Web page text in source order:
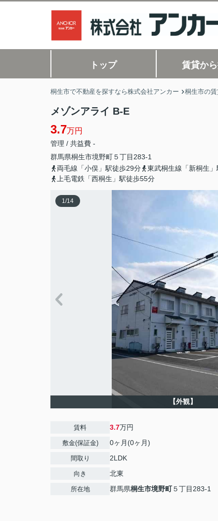
トップ 賃貸か
桐生市で不動産を探すなら株式会社アンカー 桐生市の
メゾンアライ B-E
3.7万円
管理 / 共益費 -
群馬県桐生市境野町５丁目283-1
両毛線「小俣」駅徒歩29分
東武桐生線「新桐生
上毛電鉄「西桐生」駅徒歩55分
1/14
【外観】
賃料 3.7万円
敷金(保証金) 0ヶ月(0ヶ月)
間取り 2LDK
向き 北東
所在地 群馬県桐生市境野町５丁目283-1